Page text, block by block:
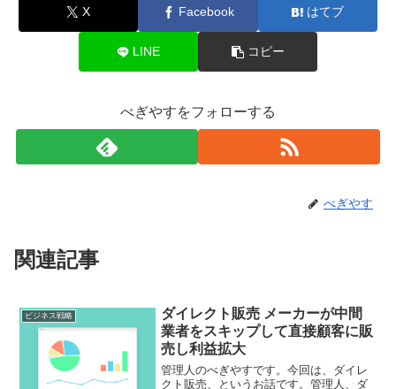
X Facebook はてブ
LINE コピー
べぎやすをフォローする
べぎやす
関連記事
ビジネス戦略
ダイレクト販売 メーカーが中間
業者をスキップして直接顧客に販
売し利益拡大
管理人のべぎやすです。今回は、ダイレ
クト販売、というお話です。管理人、ダ